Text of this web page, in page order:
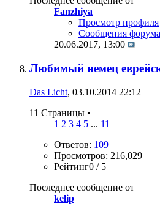
Fanzhiya
Просмотр профиля
Сообщения форума
20.06.2017, 13:00
Любимый немец
Das Licht, 03.10.2014 22:12
11 Страницы •
1 2 3 4 5 ... 11
Ответов: 109
Просмотров: 216,029
Рейтинг0 / 5
Последнее сообщение от
kelip